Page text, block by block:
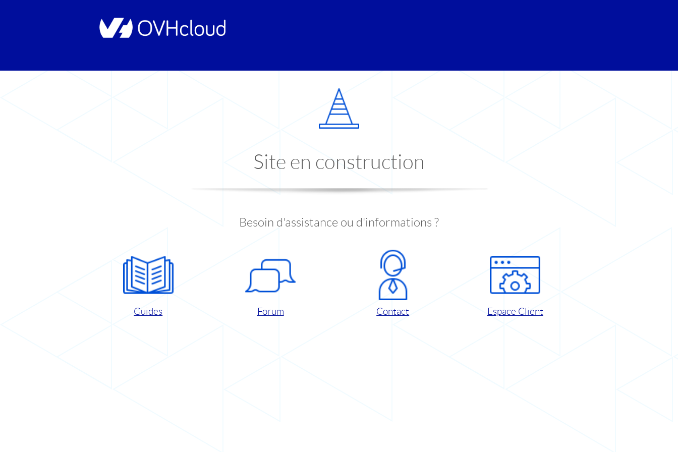
Site en construction
Besoin d'assistance ou d'informations ?
Guides Forum Contact Espace Client